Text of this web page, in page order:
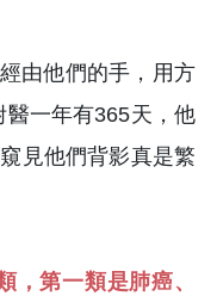
由他們的手，用方
一年有365天，他
見他們背影真是繁
，第一類是肺癌、